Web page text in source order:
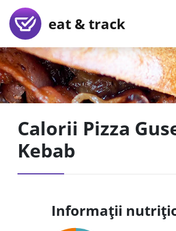
eat & track
Calorii Pizza
Kebab
Informații